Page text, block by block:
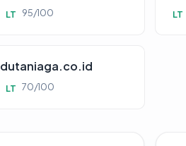
LT 95/100 LT
dutaniaga.co.id
LT 70/100